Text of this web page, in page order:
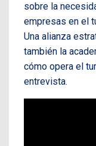
sobre la
empresas en el
Una alianza
también la
cómo opera el
entrevista.